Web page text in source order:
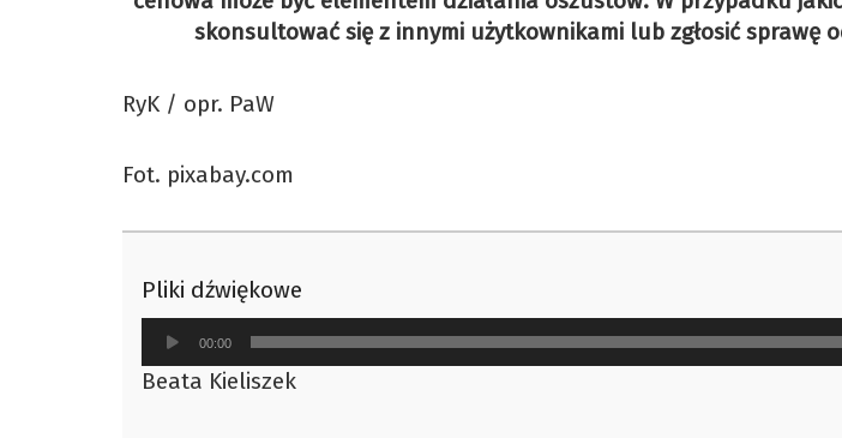
skonsultować się z innymi użytkownikami lub zgłosić sprawę
RyK / opr. PaW
Fot. pixabay.com
Pliki dźwiękowe
Odtwarzacz
plików
dźwiękowych
00:00
Beata Kieliszek